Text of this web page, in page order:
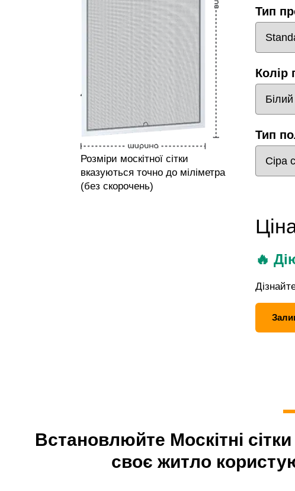
Розміри москітної сітки
вказуються точно до міліметра
(без скорочень)
Тип
Колір
Тип
🔥
Встановлюйте Москітні
своє житло